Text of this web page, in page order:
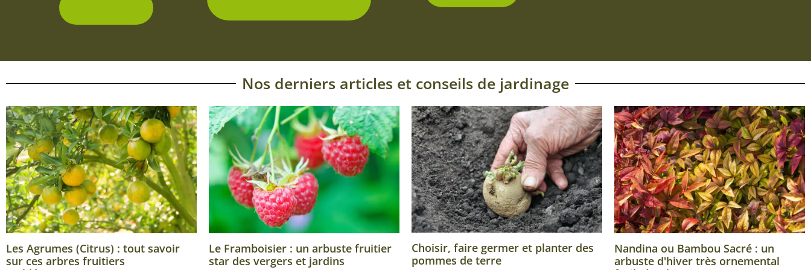
Nos derniers articles et conseils de jardinage
Les Agrumes (Citrus) : tout savoir
sur ces arbres fruitiers
Le Framboisier : un arbuste fruitier
star des vergers et jardins
Choisir, faire germer et planter des
pommes de terre
Nandina ou Bambou Sacré : un
arbuste d'hiver très ornemental